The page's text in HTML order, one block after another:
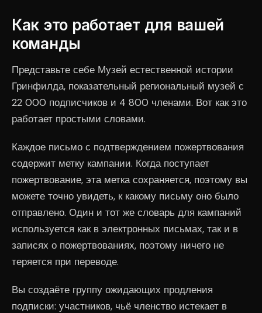
Как это работает для вашей
команды
Представьте себе Музей естественной истории
Гринфилда, показательный региональный музей с
22 000 подписчиков и 4 800 членами. Вот как это
работает простыми словами.
Каждое письмо с подтверждением пожертвования
содержит метку кампании. Когда поступает
пожертвование, эта метка сохраняется, поэтому вы
можете точно увидеть, к какому письму оно было
отправлено. Один и тот же словарь для кампаний
используется как в электронных письмах, так и в
записях о пожертвованиях, поэтому ничего не
теряется при переводе.
Вы создаёте группу ожидающих продления
подписки: участников, чьё членство истекает в